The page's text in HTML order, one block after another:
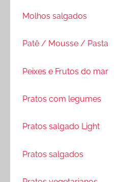
Molhos salgados
Patê / Mousse / Pasta
Peixes e Frutos do mar
Pratos com legumes
Pratos salgado Light
Pratos salgados